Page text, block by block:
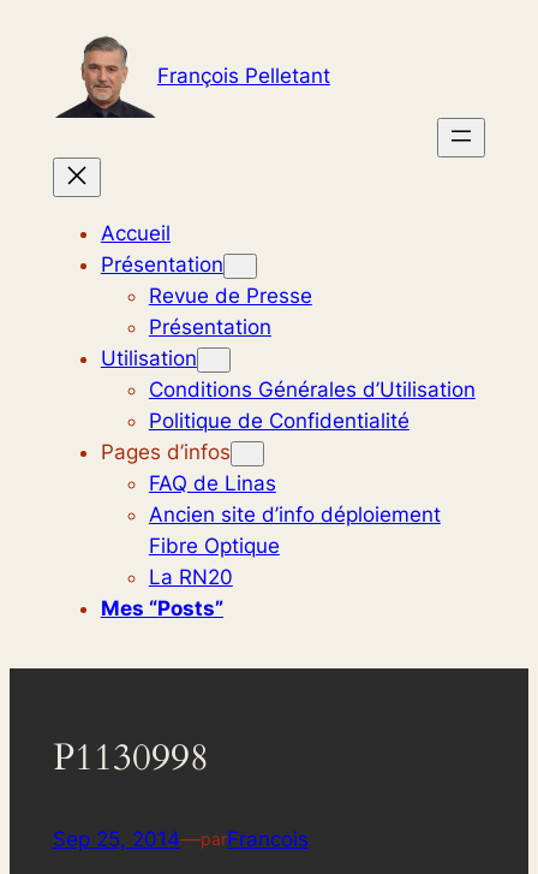
contenu
François Pelletant
Accueil
Présentation
Revue de Presse
Présentation
Utilisation
Conditions Générales d’Utilisation
Politique de Confidentialité
Pages d’infos
FAQ de Linas
Ancien site d’info déploiement
Fibre Optique
La RN20
Mes “posts”
P1130998
Sep 25, 2014—parFrancois